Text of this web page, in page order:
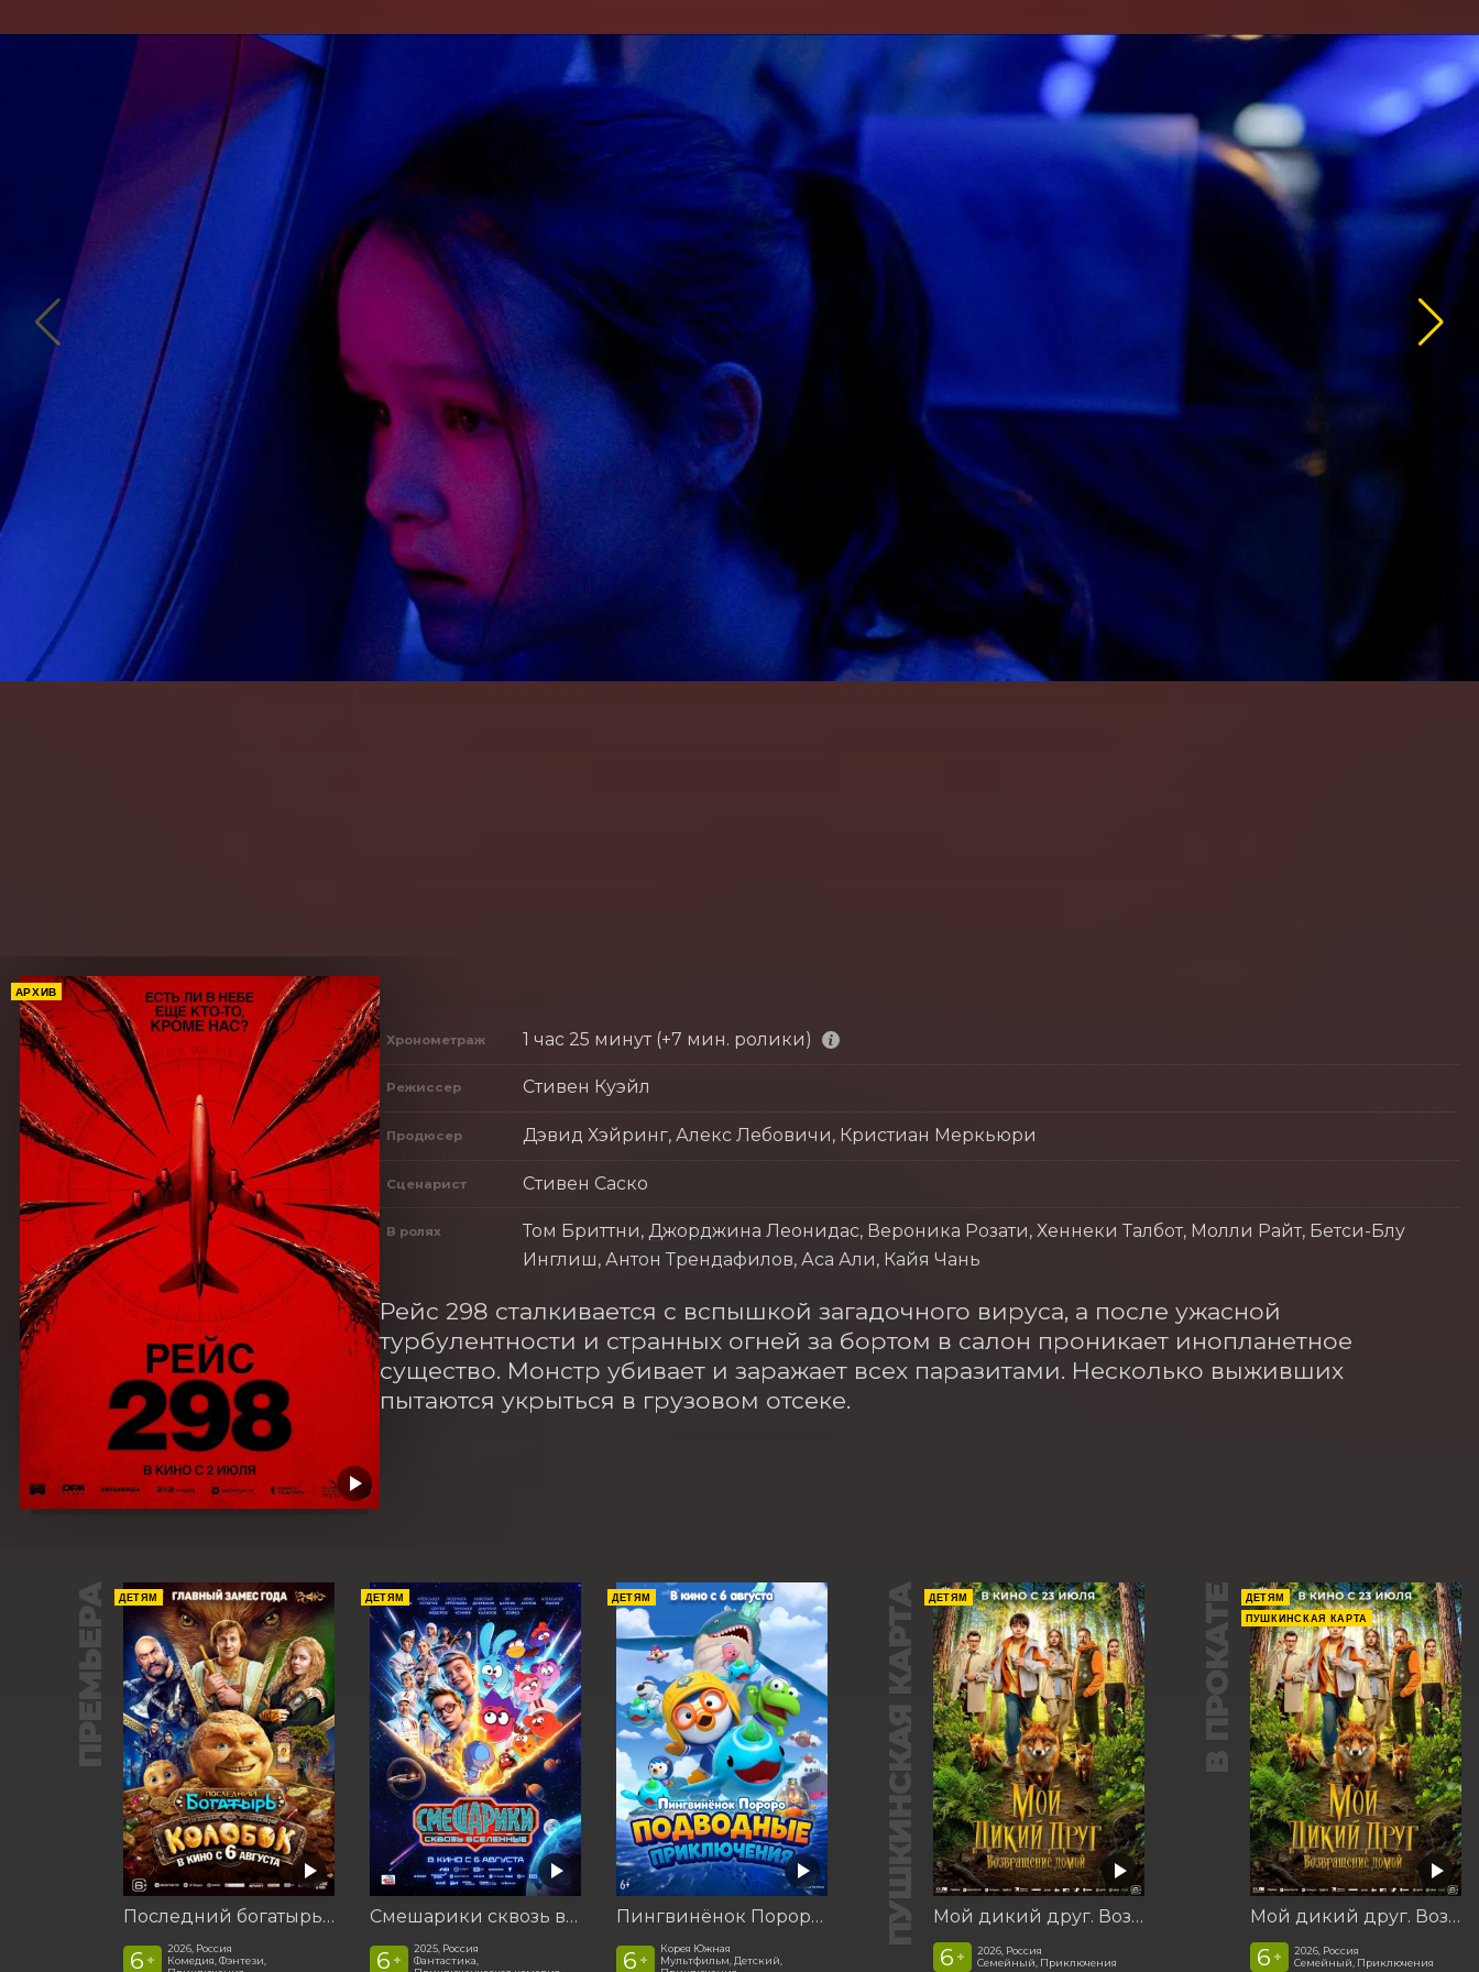
АРХИВ
Хронометраж 1 час 25 минут (+7 мин. ролики)
Режиссер Стивен Куэйл
Продюсер Дэвид Хэйринг, Алекс Лебовичи, Кристиан Меркьюри
Сценарист Стивен Саско
В ролях
Том Бриттни, Джорджина Леонидас, Вероника Розати, Хеннеки Талбот, Молли Райт, Бетси-Блу
Инглиш, Антон Трендафилов, Аса Али, Кайя Чань
Рейс 298 сталкивается с вспышкой загадочного вируса, а после ужасной
турбулентности и странных огней за бортом в салон проникает инопланетное
существо. Монстр убивает и заражает всех паразитами. Несколько выживших
пытаются укрыться в грузовом отсеке.
ПРЕМЬЕРА ДЕТЯМ
Последний богатырь. Колобок
6 +
2026, Россия
Комедия, Фэнтези,
ДЕТЯМ
Смешарики сквозь вселенные
6 +
2025, Россия
Фантастика,
ДЕТЯМ
Пингвинёнок Пороро. Подводные приключения
6 +
Корея Южная
Мультфильм, Детский,
ПУШКИНСКАЯ КАРТА ДЕТЯМ
Мой дикий друг. Возвращение домой
6 +
2026, Россия
Семейный, Приключения
В ПРОКАТЕ
ДЕТЯМ
ПУШКИНСКАЯ КАРТА
Мой дикий друг. Возвращение домой
6 +
2026, Россия
Семейный, Приключения